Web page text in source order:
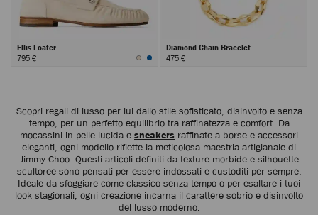
Ellis Loafer
795 €
Diamond Chain Bracelet
475 €
Scopri regali di lusso per lui dallo stile sofisticato, disinvolto e senza
tempo, per un perfetto equilibrio tra raffinatezza e comfort. Da
mocassini in pelle lucida e sneakers raffinate a borse e accessori
eleganti, ogni modello riflette la meticolosa maestria artigianale di
Jimmy Choo. Questi articoli definiti da texture morbide e silhouette
scultoree sono pensati per essere indossati e custoditi per sempre.
Ideale da sfoggiare come classico senza tempo o per esaltare i tuoi
look stagionali, ogni creazione incarna il carattere sobrio e disinvolto
del lusso moderno.